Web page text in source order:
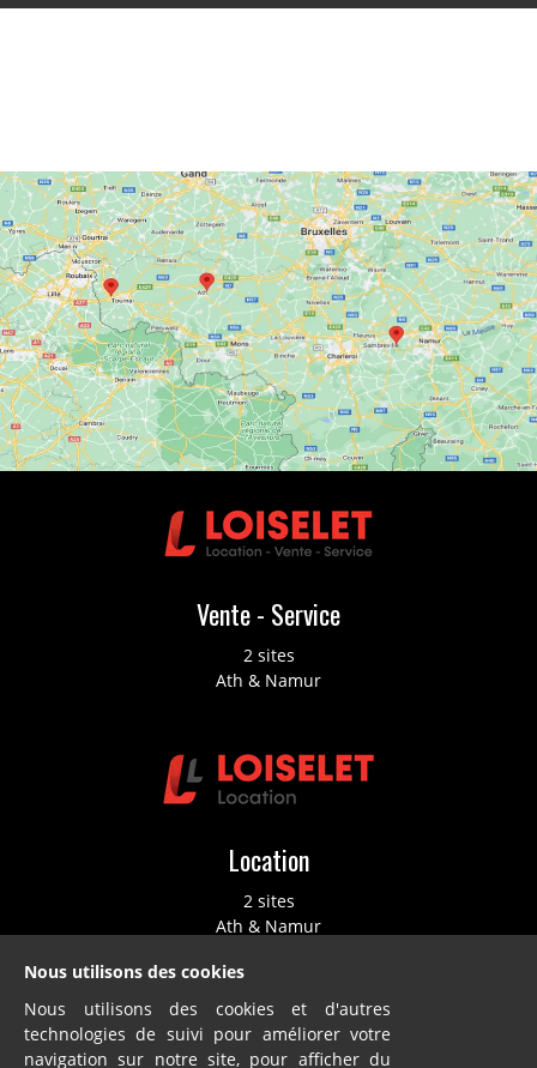
Vente - Service
2 sites
Ath & Namur
Location
2 sites
Ath & Namur
Nous utilisons des cookies
Nous utilisons des cookies et d'autres
technologies de suivi pour améliorer votre
navigation sur notre site, pour afficher du